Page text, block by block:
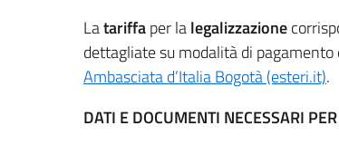
Latariffaper lalegalizzazione
dettagliate su modalità di
Ambasciata d’Italia Bogotà (esteri.it).
DATI E DOCUMENTI NECESSARI